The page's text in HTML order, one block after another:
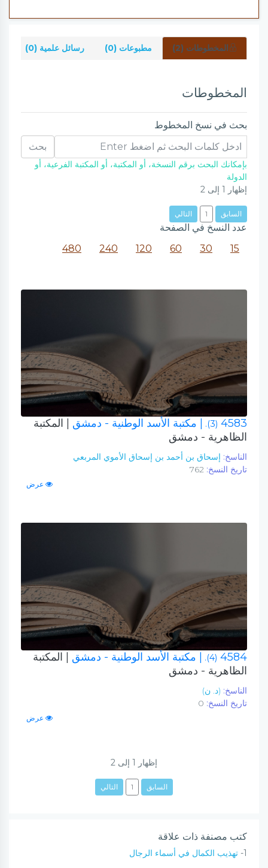
المخطوطات (2) مطبوعات (0) رسائل علمية (0)
المخطوطات
بحث في نسخ المخطوط
بحث
بإمكانك البحث برقم النسخة، أو المكتبة، أو المكتبة الفرعية، أو
الدولة
إظهار 1 إلى 2
السابق 1 التالي
عدد النسخ في الصفحة
15
30
60
120
240
480
4583
(3). | مكتبة الأسد الوطنية - دمشق
| المكتبة
الظاهرية - دمشق
الناسخ: إسحاق بن أحمد بن إسحاق الأموي المربعي
تاريخ النسخ:
عرض
4584
(4). | مكتبة الأسد الوطنية - دمشق | المكتبة
الظاهرية - دمشق
الناسخ: (د. ن)
تاريخ النسخ:
عرض
إظهار 1 إلى 2
السابق 1 التالي
كتب مصنفة ذات علاقة
1- تهذيب الكمال في أسماء الرجال